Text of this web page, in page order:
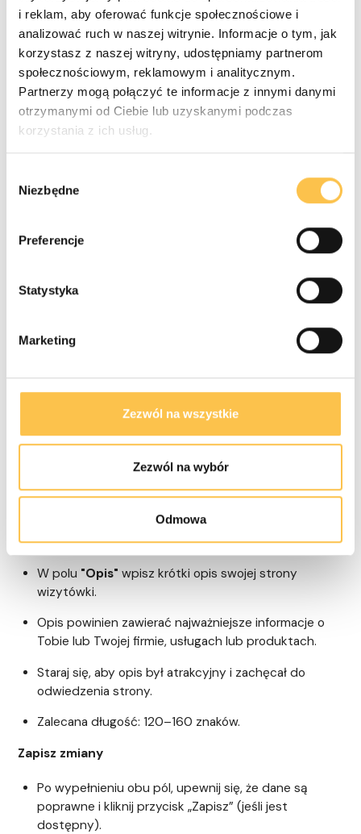
i reklam, aby oferować funkcje społecznościowe i
analizować ruch w naszej witrynie. Informacje o tym, jak
korzystasz z naszej witryny, udostępniamy partnerom
społecznościowym, reklamowym i analitycznym.
Partnerzy mogą połączyć te informacje z innymi danymi
otrzymanymi od Ciebie lub uzyskanymi podczas
korzystania z ich usług.
zgody
Niezbędne
Preferencje
Statystyka
Marketing
Zezwól na wszystkie
Zezwól na wybór
Odmowa
robots.txt (pole tekstowe pojawi się po wybraniu
tej opcji).
Uwaga:Wprowadzaj zmiany tylko, jeśli wiesz, co
robisz, aby nie zablokować przypadkowo
indeksowania strony!
Jak wybrać wersję?
Zaznacz odpowiednią opcję (domyślna lub własna).
Możliwość wpisania znaczników meta znajdziesz w
znaczników META
Tytuł
W polu oznaczonym jako "Tytuł"wpisz tytuł swojej
Tytuł powinien być krótki, zwięzły i opisywać, czego
Opis
W polu "Opis" wpisz krótki opis swojej strony
wizytówki.
Opis powinien zawierać najważniejsze informacje o
Tobie lub Twojej firmie, usługach lub produktach.
Staraj się, aby opis był atrakcyjny i zachęcał do
odwiedzenia strony.
Zalecana długość: 120–160 znaków.
Zapisz zmiany
Po wypełnieniu obu pól, upewnij się, że dane są
poprawne i kliknij przycisk „Zapisz” (jeśli jest
dostępny).